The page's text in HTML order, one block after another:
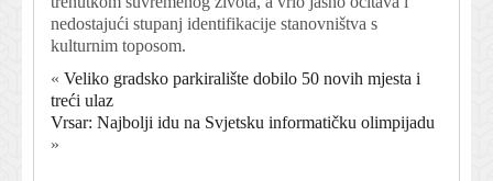
nedostajući stupanj identifikacije stanovništva s
kulturnim toposom.
« Veliko gradsko parkiralište dobilo 50 novih mjesta i
treći ulaz
Vrsar: Najbolji idu na Svjetsku informatičku olimpijadu
»